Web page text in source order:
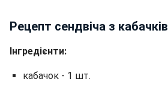
Рецепт сендвіча з кабачків
Інгредієнти:
кабачок - 1 шт.